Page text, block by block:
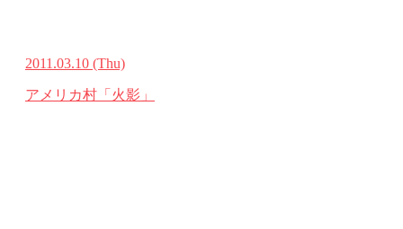
2011.03.10 (Thu)
アメリカ村「火影」